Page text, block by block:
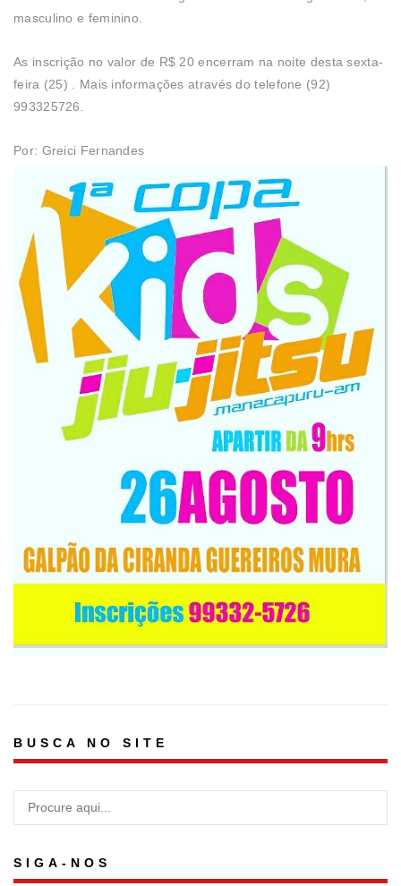
masculino e feminino.
As inscrição no valor de R$ 20 encerram na noite desta sexta-
feira (25) . Mais informações através do telefone (92)
993325726.
Por: Greici Fernandes
BUSCA NO SITE
SIGA-NOS